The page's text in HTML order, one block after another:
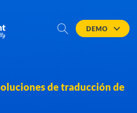
DEMO
de traducción de